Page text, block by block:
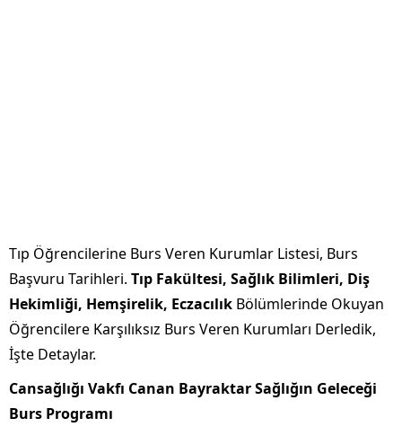
Tıp Öğrencilerine Burs Veren Kurumlar Listesi, Burs
Başvuru Tarihleri. Tıp Fakültesi, Sağlık Bilimleri, Diş
Hekimliği, Hemşirelik, Eczacılık Bölümlerinde Okuyan
Öğrencilere Karşılıksız Burs Veren Kurumları Derledik,
İşte Detaylar.
Cansağlığı Vakfı Canan Bayraktar Sağlığın Geleceği
Burs Programı